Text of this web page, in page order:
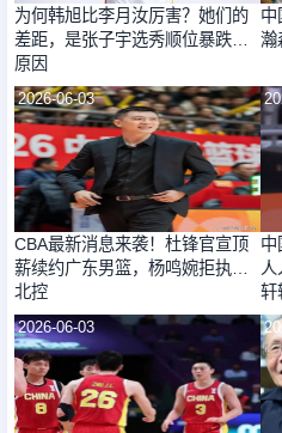
为何韩旭比李月汝厉害？她们的
差距，是张子宇选秀顺位暴跌的
原因
中
瀚
2026-06-03
CBA最新消息来袭！杜锋官宣顶
薪续约广东男篮，杨鸣婉拒执教
北控
中
人
轩
2026-06-03